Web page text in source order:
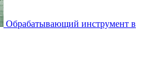
Обрабатывающий инструмент в